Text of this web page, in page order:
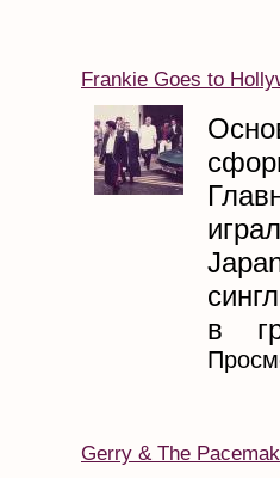
Frankie Goes to
в
Gerry & The